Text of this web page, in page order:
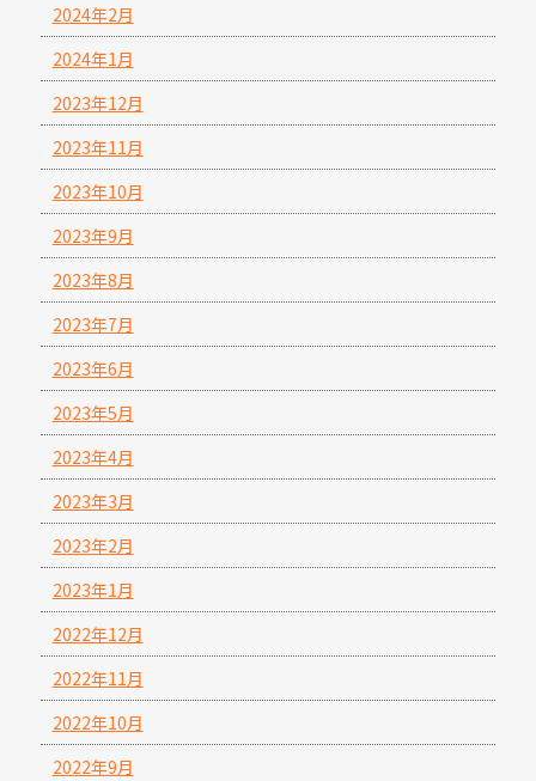
2024年2月
2024年1月
2023年12月
2023年11月
2023年10月
2023年9月
2023年8月
2023年7月
2023年6月
2023年5月
2023年4月
2023年3月
2023年2月
2023年1月
2022年12月
2022年11月
2022年10月
2022年9月